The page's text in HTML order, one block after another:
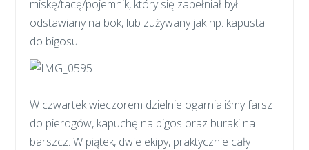
miskę/tacę/pojemnik, który się zapełniał był
odstawiany na bok, lub zużywany jak np. kapusta
do bigosu.
W czwartek wieczorem dzielnie ogarnialiśmy farsz
do pierogów, kapuchę na bigos oraz buraki na
barszcz. W piątek, dwie ekipy, praktycznie cały